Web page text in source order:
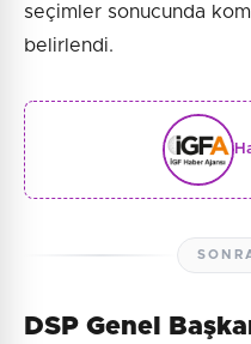
seçimler sonucunda
belirlendi.
DSP Genel